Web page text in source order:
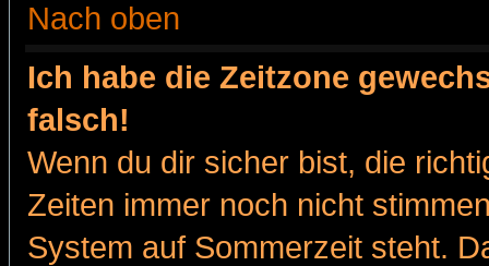
Nach oben
Ich habe die Zeitzone
falsch!
Wenn du dir sicher bist, die
Zeiten immer noch nicht
System auf Sommerzeit steht.